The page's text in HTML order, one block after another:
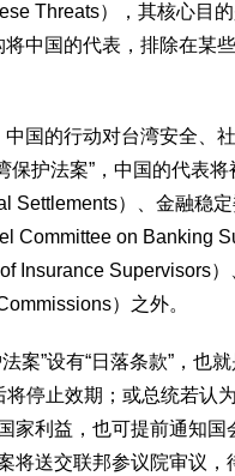
Threats），其核心目
中国的代表，排除在某
国的行动对台湾安全、
保护法案”，中国的代表
Settlements）、金融稳
Committee on Banking
Insurance Supervisors
）之外。
案”设有“日落条款”，也
将停止效期；或总统若认
家利益，也可提前通知国
将送交联邦参议院审议，